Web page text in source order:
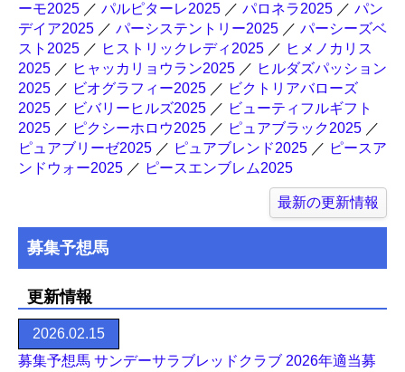
ーモ2025 ／ パルピターレ2025 ／ パロネラ2025 ／ パン
デイア2025 ／ パーシステントリー2025 ／ パーシーズベ
スト2025 ／ ヒストリックレディ2025 ／ ヒメノカリス
2025 ／ ヒャッカリョウラン2025 ／ ヒルダズパッション
2025 ／ ビオグラフィー2025 ／ ビクトリアバローズ
2025 ／ ビバリーヒルズ2025 ／ ビューティフルギフト
2025 ／ ピクシーホロウ2025 ／ ピュアブラック2025 ／
ピュアブリーゼ2025 ／ ピュアブレンド2025 ／ ピースア
ンドウォー2025 ／ ピースエンブレム2025
最新の更新情報
募集予想馬
更新情報
2026.02.15
募集予想馬 サンデーサラブレッドクラブ 2026年適当募